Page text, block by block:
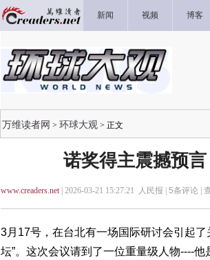
新闻 视频 博客
万维读者网 > 环球大观 > 正文
诺奖得主震撼预
www.creaders.net| 2026-03-21 15:27:21 人民报 | 5条评论 |
3月17号，在台北有一场国际研讨会引起
坛”。这次会议请到了一位重量级人物----